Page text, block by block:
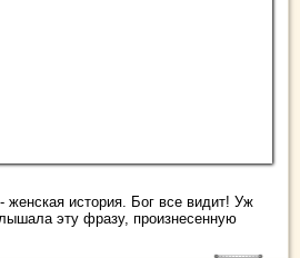
женская история. Бог все видит! Уж
эту фразу, произнесенную